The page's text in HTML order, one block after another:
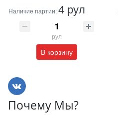
Наличие партии:4 рул
рул
В корзину
Почему Мы?